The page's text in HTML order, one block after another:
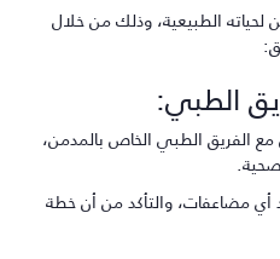
الطبيعية، وذلك من خلال
الطبي الخاص بالمدمن،
مضاعفات، والتأكد من أن خطة